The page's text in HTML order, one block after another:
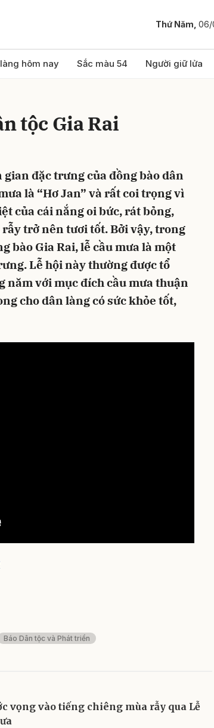
Thứ Năm, 06/
hôm nay Sắc màu 54 Người giữ lửa
tộc Gia Rai
đặc trưng của đồng bào dân
là “Hơ Jan” và rất coi trọng vì
của cái nắng oi bức, rát bỏng,
trở nên tươi tốt. Bởi vậy, trong
bào Gia Rai, lễ cầu mưa là một
Lễ hội này thường được tổ
năm với mục đích cầu mưa thuận
cho dân làng có sức khỏe tốt,
Báo Dân tộc và Phát triển
vọng vào tiếng chiêng mùa rẫy qua Lễ
luận
Hủy